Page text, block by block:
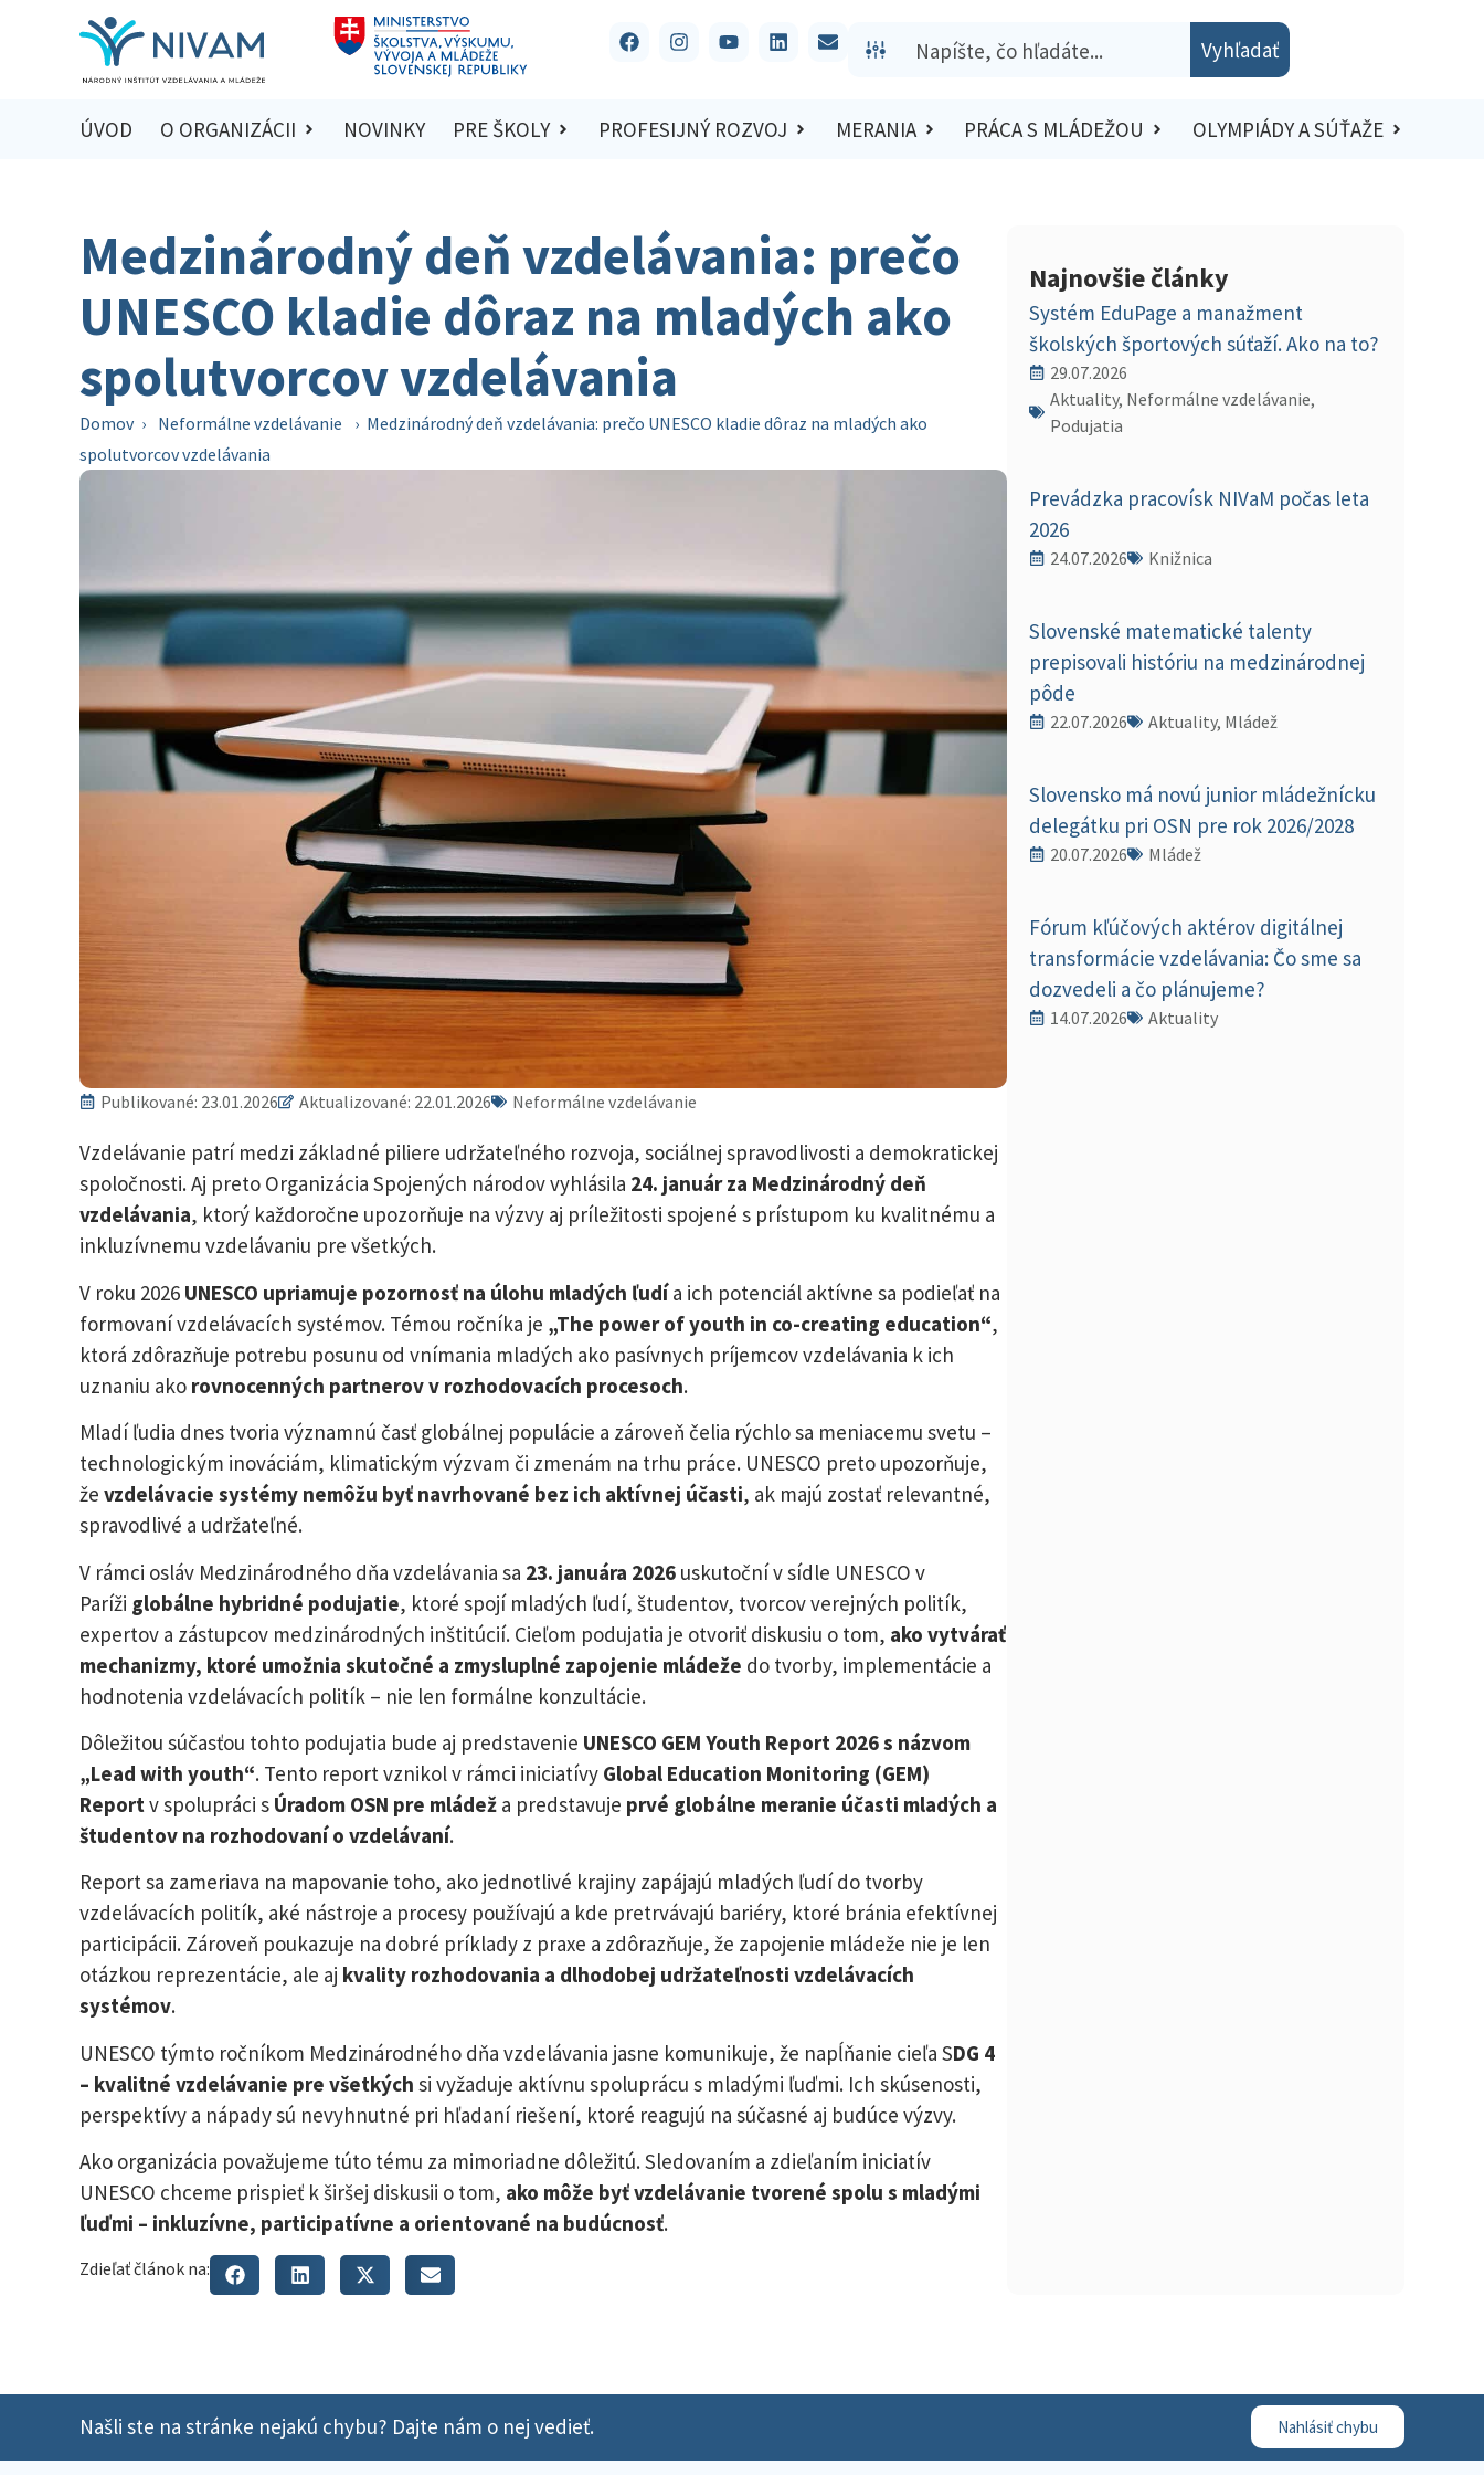
Vyhľadať
ÚVOD O ORGANIZÁCII NOVINKY PRE ŠKOLY PROFESIJNÝ ROZVOJ MERANIA PRÁCA S MLÁDEŽOU OLYMPIÁDY A SÚŤAŽE
Medzinárodný deň vzdelávania: prečo
UNESCO kladie dôraz na mladých ako
spolutvorcov vzdelávania
Domov › Neformálne vzdelávanie › Medzinárodný deň vzdelávania: prečo UNESCO kladie dôraz na mladých ako
spolutvorcov vzdelávania
Publikované: 23.01.2026 Aktualizované: 22.01.2026 Neformálne vzdelávanie
Vzdelávanie patrí medzi základné piliere udržateľného rozvoja, sociálnej spravodlivosti a demokratickej
spoločnosti. Aj preto Organizácia Spojených národov vyhlásila 24. január za Medzinárodný deň
vzdelávania, ktorý každoročne upozorňuje na výzvy aj príležitosti spojené s prístupom ku kvalitnému a
inkluzívnemu vzdelávaniu pre všetkých.
V roku 2026 UNESCO upriamuje pozornosť na úlohu mladých ľudía ich potenciál aktívne sa podieľať na
formovaní vzdelávacích systémov. Témou ročníka je „The power of youth in co-creating education“,
ktorá zdôrazňuje potrebu posunu od vnímania mladých ako pasívnych príjemcov vzdelávania k ich
uznaniu ako rovnocenných partnerov v rozhodovacích procesoch.
Mladí ľudia dnes tvoria významnú časť globálnej populácie a zároveň čelia rýchlo sa meniacemu svetu –
technologickým inováciám, klimatickým výzvam či zmenám na trhu práce. UNESCO preto upozorňuje,
že vzdelávacie systémy nemôžu byť navrhované bez ich aktívnej účasti, ak majú zostať relevantné,
spravodlivé a udržateľné.
V rámci osláv Medzinárodného dňa vzdelávania sa 23. januára 2026 uskutoční v sídle UNESCO v
Paríži globálne hybridné podujatie, ktoré spojí mladých ľudí, študentov, tvorcov verejných politík,
expertov a zástupcov medzinárodných inštitúcií. Cieľom podujatia je otvoriť diskusiu o tom, ako vytvárať
mechanizmy, ktoré umožnia skutočné a zmysluplné zapojenie mládeže do tvorby, implementácie a
hodnotenia vzdelávacích politík – nie len formálne konzultácie.
Dôležitou súčasťou tohto podujatia bude aj predstavenie UNESCO GEM Youth Report 2026 s názvom
„Lead with youth“. Tento report vznikol v rámci iniciatívy Global Education Monitoring (GEM)
Reportv spolupráci s Úradom OSN pre mládež a predstavuje prvé globálne meranie účasti mladých a
študentov na rozhodovaní o vzdelávaní.
Report sa zameriava na mapovanie toho, ako jednotlivé krajiny zapájajú mladých ľudí do tvorby
vzdelávacích politík, aké nástroje a procesy používajú a kde pretrvávajú bariéry, ktoré bránia efektívnej
participácii. Zároveň poukazuje na dobré príklady z praxe a zdôrazňuje, že zapojenie mládeže nie je len
otázkou reprezentácie, ale aj kvality rozhodovania a dlhodobej udržateľnosti vzdelávacích
systémov.
UNESCO týmto ročníkom Medzinárodného dňa vzdelávania jasne komunikuje, že napĺňanie cieľa SDG 4
– kvalitné vzdelávanie pre všetkých si vyžaduje aktívnu spoluprácu s mladými ľuďmi. Ich skúsenosti,
perspektívy a nápady sú nevyhnutné pri hľadaní riešení, ktoré reagujú na súčasné aj budúce výzvy.
Ako organizácia považujeme túto tému za mimoriadne dôležitú. Sledovaním a zdieľaním iniciatív
UNESCO chceme prispieť k širšej diskusii o tom, ako môže byť vzdelávanie tvorené spolu s mladými
ľuďmi – inkluzívne, participatívne a orientované na budúcnosť.
Zdieľať článok na:
Najnovšie články
Systém EduPage a manažment
školských športových súťaží. Ako na to?
29.07.2026
Aktuality, Neformálne vzdelávanie,
Podujatia
Prevádzka pracovísk NIVaM počas leta
2026
24.07.2026 Knižnica
Slovenské matematické talenty
prepisovali históriu na medzinárodnej
pôde
22.07.2026 Aktuality, Mládež
Slovensko má novú junior mládežnícku
delegátku pri OSN pre rok 2026/2028
20.07.2026 Mládež
Fórum kľúčových aktérov digitálnej
transformácie vzdelávania: Čo sme sa
dozvedeli a čo plánujeme?
14.07.2026 Aktuality
Našli ste na stránke nejakú chybu? Dajte nám o nej vedieť. Nahlásiť chybu